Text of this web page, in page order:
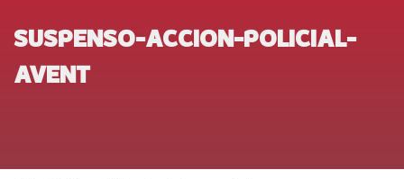
SUSPENSO-ACCION-POLICIAL-
AVENT